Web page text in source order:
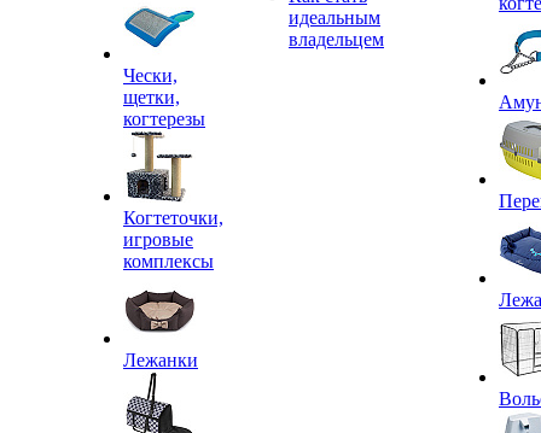
Чески,
щетки,
когтерезы
Когтеточки,
игровые
комплексы
Лежанки
идеальным
владельцем